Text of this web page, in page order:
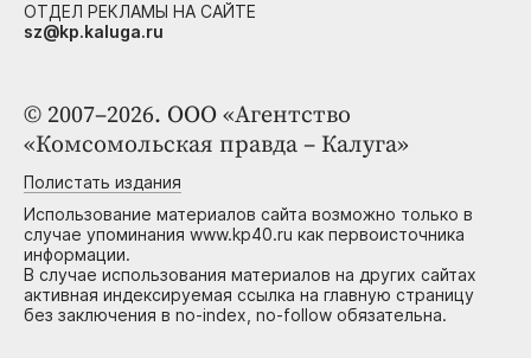
© 2007–2026. ООО «Агентство
«Комсомольская правда – Калуга»
Полистать издания
Использование материалов сайта возможно только в
случае упоминания www.kp40.ru как первоисточника
информации.
В случае использования материалов на других сайтах
активная индексируемая ссылка на главную страницу
без заключения в no-index, no-follow обязательна.
ОТДЕЛ РЕКЛАМЫ НА САЙТЕ
sz@kp.kaluga.ru